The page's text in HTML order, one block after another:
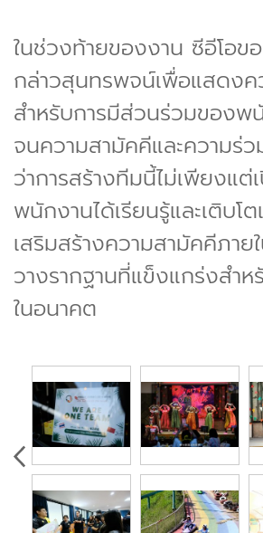
ในช่วงท้ายของงาน ซีอีโอข
กล่าวสุนทรพจน์เพื่อแสดง
สำหรับการมีส่วนร่วมของ
จนความสามัคคีและความร่
ว่าการสร้างทีมนี้ไม่เพียงแต่
พนักงานได้เรียนรู้และเติบโ
เสริมสร้างความสามัคคีภาย
วางรากฐานที่แข็งแกร่งสำ
ในอนาคต